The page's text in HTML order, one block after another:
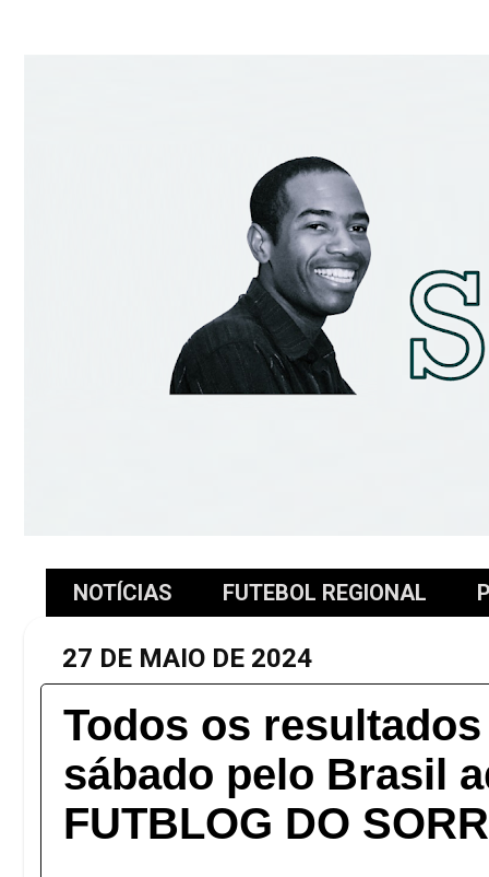
NOTÍCIAS FUTEBOL REGIONAL
27 DE MAIO DE 2024
Todos os
sábado pelo Brasil
FUTBLOG DO